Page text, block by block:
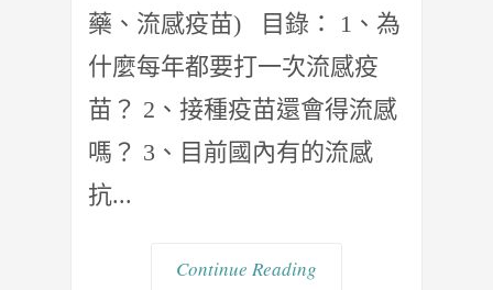
藥、流感疫苗) 目錄： 1、為
什麼每年都要打一次流感疫
苗？ 2、接種疫苗還會得流感
嗎？ 3、目前國內有的流感
抗...
Continue Reading